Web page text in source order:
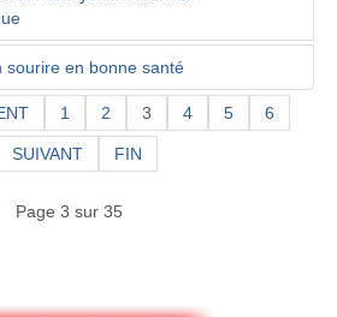
sourire en bonne santé
1 2 3 4 5 6
SUIVANT FIN
Page 3 sur 35